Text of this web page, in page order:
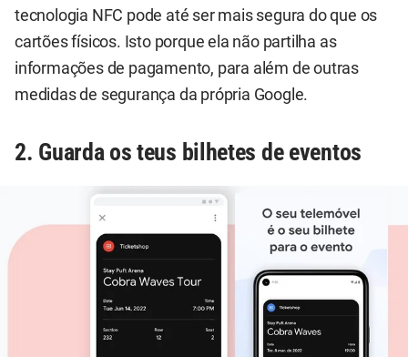
tecnologia NFC pode até ser mais segura do que os
cartões físicos. Isto porque ela não partilha as
informações de pagamento, para além de outras
medidas de segurança da própria Google.
2. Guarda os teus bilhetes de eventos